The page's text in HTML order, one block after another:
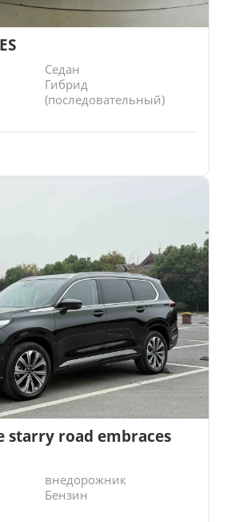
Седан
Гибрид
(последовательный)
starry road embraces
внедорожник
Бензин